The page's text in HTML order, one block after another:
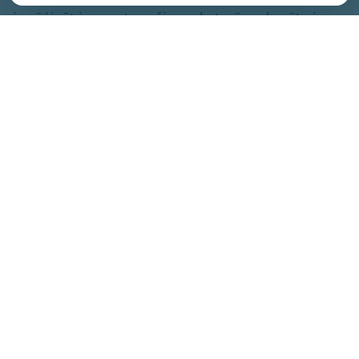
izmēģināt jaunos trenažierus, bet arī noskenēt pie